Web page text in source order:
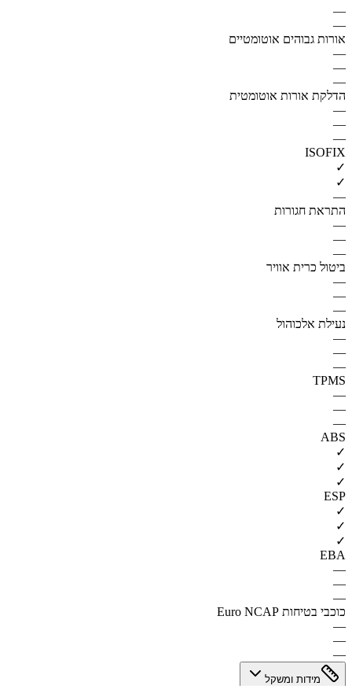
—
—
אורות גבוהים אוטומטיים
—
—
—
הדלקת אורות אוטומטית
—
—
—
ISOFIX
✓
✓
—
התראת חגורות
—
—
—
ביטול כרית אוויר
—
—
—
נעילת אלכוהול
—
—
—
TPMS
—
—
—
ABS
✓
✓
✓
ESP
✓
✓
✓
EBA
—
—
—
כוכבי בטיחות Euro NCAP
—
—
—
מידות ומשקל